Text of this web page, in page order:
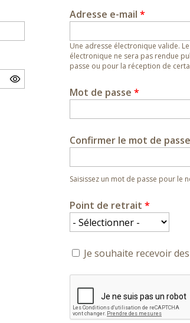
Adresse e-mail *
Une adresse électronique valide.
électronique ne sera pas rendue
passe ou pour la réception de
Mot de passe *
Confirmer le mot de passe
Saisissez un mot de passe pour le
Point de retrait *
Je souhaite recevoir